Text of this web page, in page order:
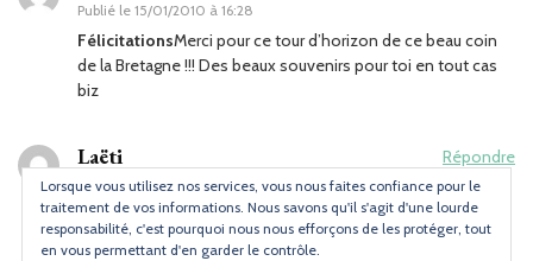
Publié le 15/01/2010 à 16:28
FélicitationsMerci pour ce tour d’horizon de ce beau coin
de la Bretagne !!! Des beaux souvenirs pour toi en tout cas
biz
Laëti
Publié le16/01/2010 à 09:53
Répondre
Rho ça avait l’air drôlement chouette cette virée bretonne
Lorsque vous utilisez nos services, vous nous faites confiance pour le
traitement de vos informations. Nous savons qu'il s'agit d'une lourde
responsabilité, c'est pourquoi nous nous efforçons de les protéger, tout
en vous permettant d'en garder le contrôle.